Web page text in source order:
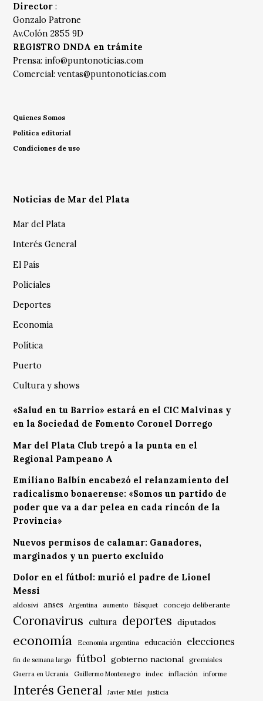
Director :
Gonzalo Patrone
Av.Colón 2855 9D
REGISTRO DNDA en trámite
Prensa: info@puntonoticias.com
Comercial:ventas@puntonoticias.com
Quienes Somos
Política editorial
Condiciones de uso
Noticias de Mar del Plata
Mar del Plata
Interés General
El País
Policiales
Deportes
Economía
Política
Puerto
Cultura y shows
«Salud en tu Barrio» estará en el CIC Malvinas y
en la Sociedad de Fomento Coronel Dorrego
Mar del Plata Club trepó a la punta en el
Regional Pampeano A
Emiliano Balbín encabezó el relanzamiento del
radicalismo bonaerense: «Somos un partido de
poder que va a dar pelea en cada rincón de la
Provincia»
Nuevos permisos de calamar: Ganadores,
marginados y un puerto excluido
Dolor en el fútbol: murió el padre de Lionel
Messi
aldosivi anses Argentina aumento Básquet concejo deliberante
Coronavirus cultura deportes diputados
economía Economía argentina educación elecciones
fin de semana largo fútbol gobierno nacional gremiales
Guerra en Ucrania Guillermo Montenegro indec inflación informe
Interés General Javier Milei justicia